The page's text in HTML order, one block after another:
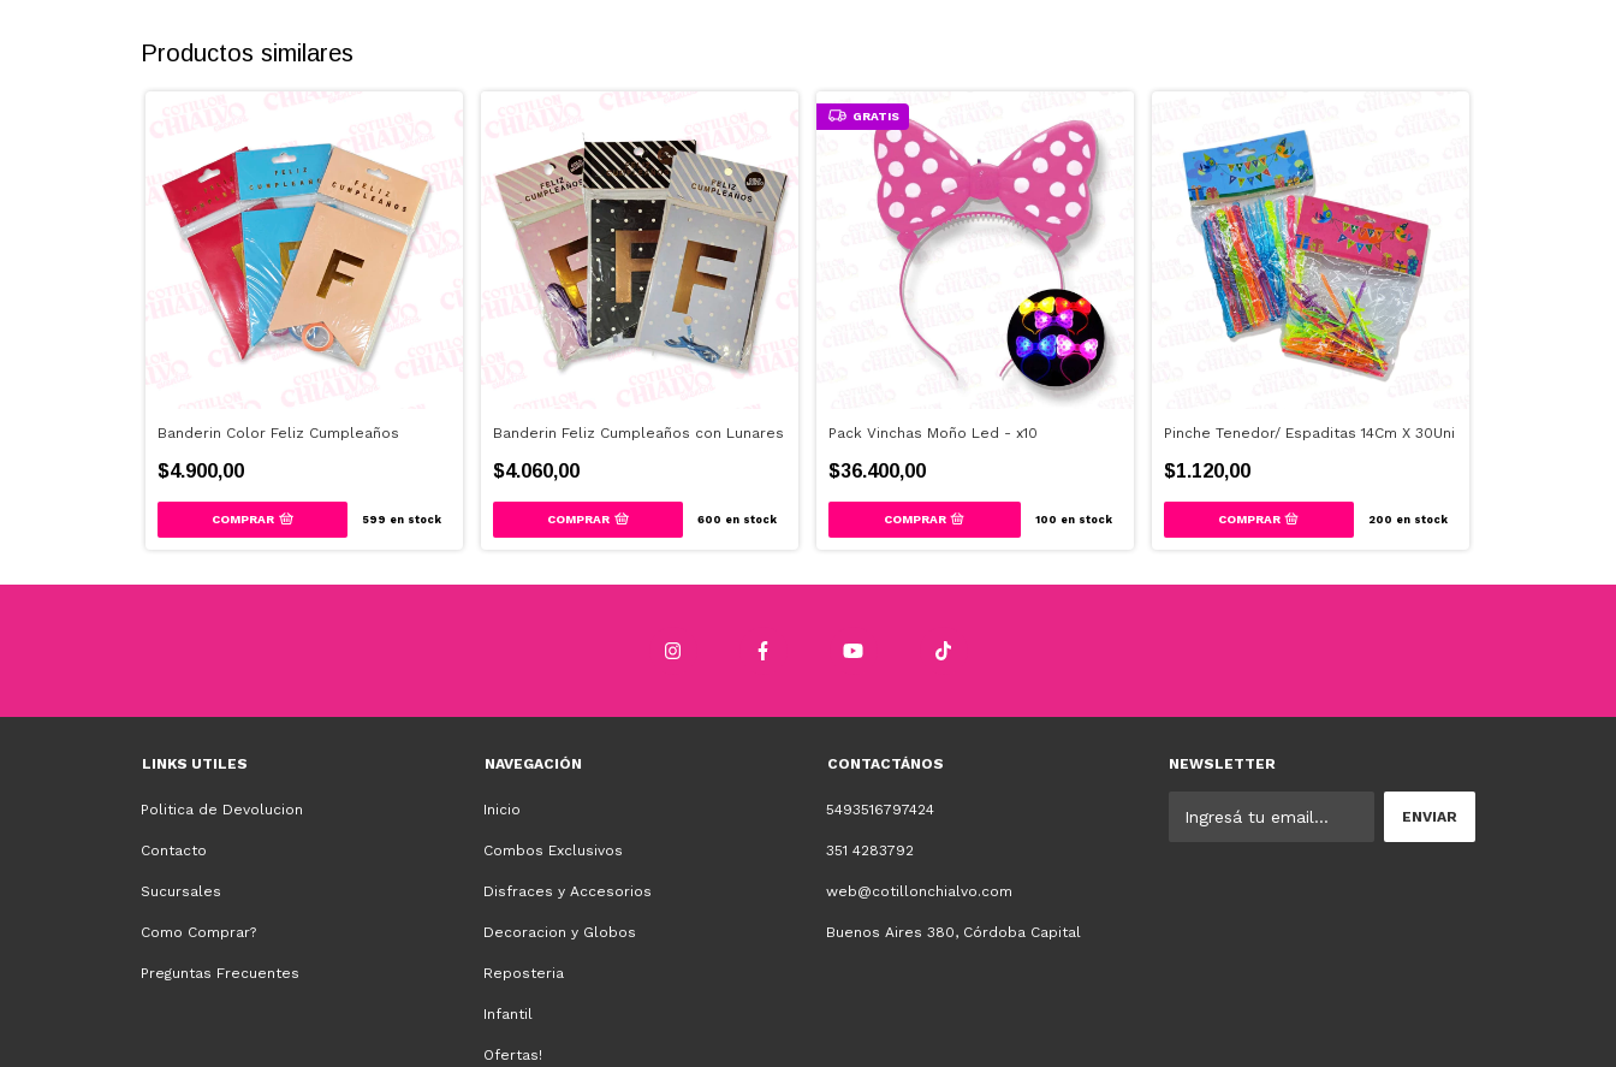
Productos similares
Banderin Color Feliz Cumpleaños
$4.900,00
COMPRAR 599 en stock
Banderin Feliz Cumpleaños con Lunares
$4.060,00
COMPRAR 600 en stock
GRATIS
Pack Vinchas Moño Led - x10
$36.400,00
100 en stock
Pinche Tenedor/ Espaditas 14Cm X 30Uni
$1.120,00
200 en stock
LINKS UTILES
Politica de Devolucion
Contacto
Sucursales
Como Comprar?
Preguntas Frecuentes
NAVEGACIÓN
Inicio
Combos Exclusivos
Disfraces y Accesorios
Decoracion y Globos
Reposteria
Infantil
Ofertas!
CONTACTÁNOS
5493516797424
351 4283792
web@cotillonchialvo.com
Buenos Aires 380, Córdoba Capital
NEWSLETTER